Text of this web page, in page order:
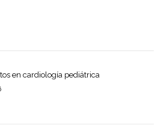
en cardiología pediátrica